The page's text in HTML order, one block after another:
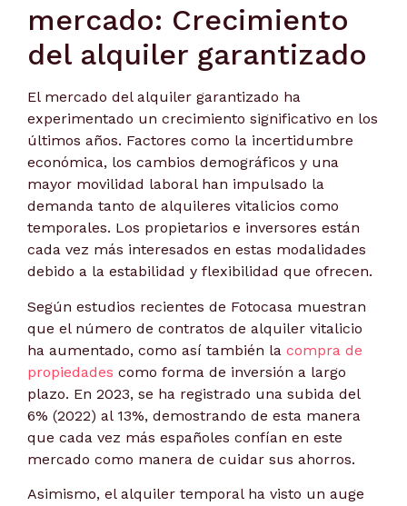
mercado: Crecimiento
del alquiler garantizado
El mercado del alquiler garantizado ha
experimentado un crecimiento significativo en los
últimos años. Factores como la incertidumbre
económica, los cambios demográficos y una
mayor movilidad laboral han impulsado la
demanda tanto de alquileres vitalicios como
temporales. Los propietarios e inversores están
cada vez más interesados en estas modalidades
debido a la estabilidad y flexibilidad que ofrecen.
Según estudios recientes de Fotocasa muestran
que el número de contratos de alquiler vitalicio
ha aumentado, como así también la compra de
propiedades como forma de inversión a largo
plazo. En 2023, se ha registrado una subida del
6% (2022) al 13%, demostrando de esta manera
que cada vez más españoles confían en este
mercado como manera de cuidar sus ahorros.
Asimismo, el alquiler temporal ha visto un auge